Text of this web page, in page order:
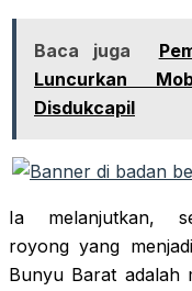
Baca juga
Luncurkan
Disdukcapil
Ia melanjutkan,
royong yang
Bunyu Barat adalah